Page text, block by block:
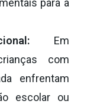
para a
Em
com
enfrentam
escolar ou